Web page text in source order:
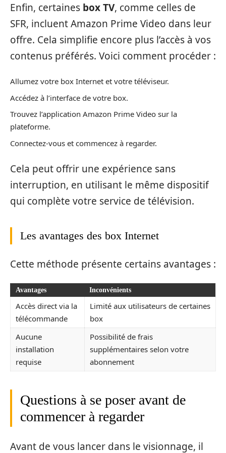
Enfin, certaines box TV, comme celles de
SFR, incluent Amazon Prime Video dans leur
offre. Cela simplifie encore plus l’accès à vos
contenus préférés. Voici comment procéder :
Allumez votre box Internet et votre téléviseur.
Accédez à l’interface de votre box.
Trouvez l’application Amazon Prime Video sur la
plateforme.
Connectez-vous et commencez à regarder.
Cela peut offrir une expérience sans
interruption, en utilisant le même dispositif
qui complète votre service de télévision.
Les avantages des box Internet
Cette méthode présente certains avantages :
Avantages Inconvénients
Accès direct via la
télécommande
Limité aux utilisateurs de certaines
box
Aucune
installation
requise
Possibilité de frais
supplémentaires selon votre
abonnement
Questions à se poser avant de
commencer à regarder
Avant de vous lancer dans le visionnage, il